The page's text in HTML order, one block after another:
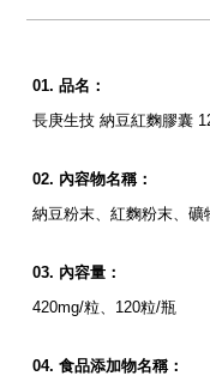
品名：
長庚生技 納豆紅麴膠囊
內容物名稱：
納豆粉末、紅麴粉末、礦
內容量：
420mg/粒、120粒/瓶
食品添加物名稱：